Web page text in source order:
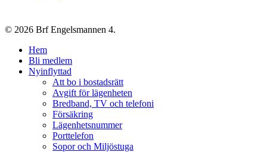
© 2026 Brf Engelsmannen 4.
Close
Menu
Hem
Bli medlem
Nyinflyttad
Att bo i bostadsrätt
Avgift för lägenheten
Bredband, TV och telefoni
Försäkring
Lägenhetsnummer
Porttelefon
Sopor och Miljöstuga